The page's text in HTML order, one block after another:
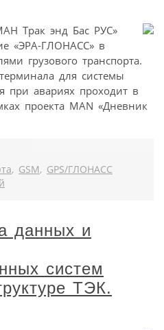
Трак энд Бас РУС»
«ЭРА-ГЛОНАСС» в
грузового транспорта.
для системы
при авариях проходит в
проекта MAN «Дневник
, GSM, GPS/ГЛОНАСС
данных и
систем
ТЭК.